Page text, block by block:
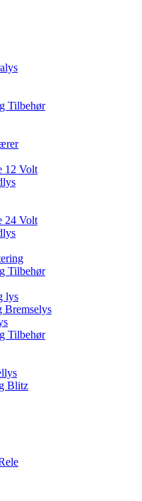
Tilbehør
12 Volt
24 Volt
Tilbehør
lys
Bremselys
Tilbehør
Blitz